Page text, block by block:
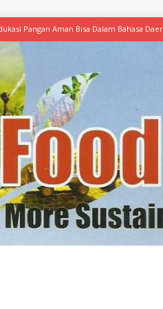
Pangan Aman Bisa Dalam Bahasa
Mulai Ekspansi, IKEA dan MSC Dukung
Free Versi Healthy Choice, Tepung Talas
Latih Olah Singkong, KKN Universitas
Makanan dengan McCormick, Ciptakan